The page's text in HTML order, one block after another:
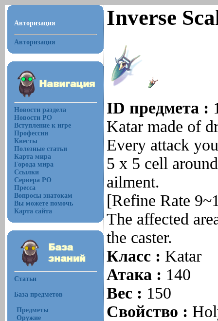
Авторизация
Авторизация
Новости раздела
Новости РО
Вступление к игре
Профессии
Квесты
Полезные статьи
Карта мира
Города мира
Ссылки
Сервера РО
Пресса
Вопросы знатокам
Вы можете помочь
Карта сайта
Статьи
База предметов
Предметы
Оружие
Inverse
ID предмета :
Katar made of
Every attack
5 x 5 cell
ailment.
[Refine Rate
The affected
the caster.
Класс : Katar
Атака : 140
Вес : 150
Свойство :